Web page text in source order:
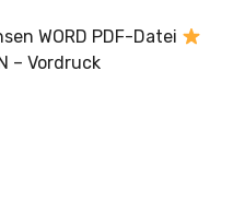
WORD PDF-Datei
– Vordruck